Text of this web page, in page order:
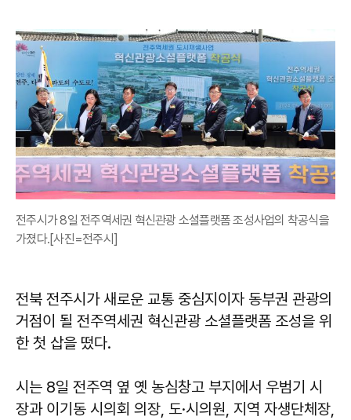
전주시가 8일 전주역세권 혁신관광 소셜플랫폼 조성사업의 착공식을
가졌다.[사진=전주시]
전북 전주시가 새로운 교통 중심지이자 동부권 관광의
거점이 될 전주역세권 혁신관광 소셜플랫폼 조성을 위
한 첫 삽을 떴다.
시는 8일 전주역 옆 옛 농심창고 부지에서 우범기 시
장과 이기동 시의회 의장, 도·시의원, 지역 자생단체장,